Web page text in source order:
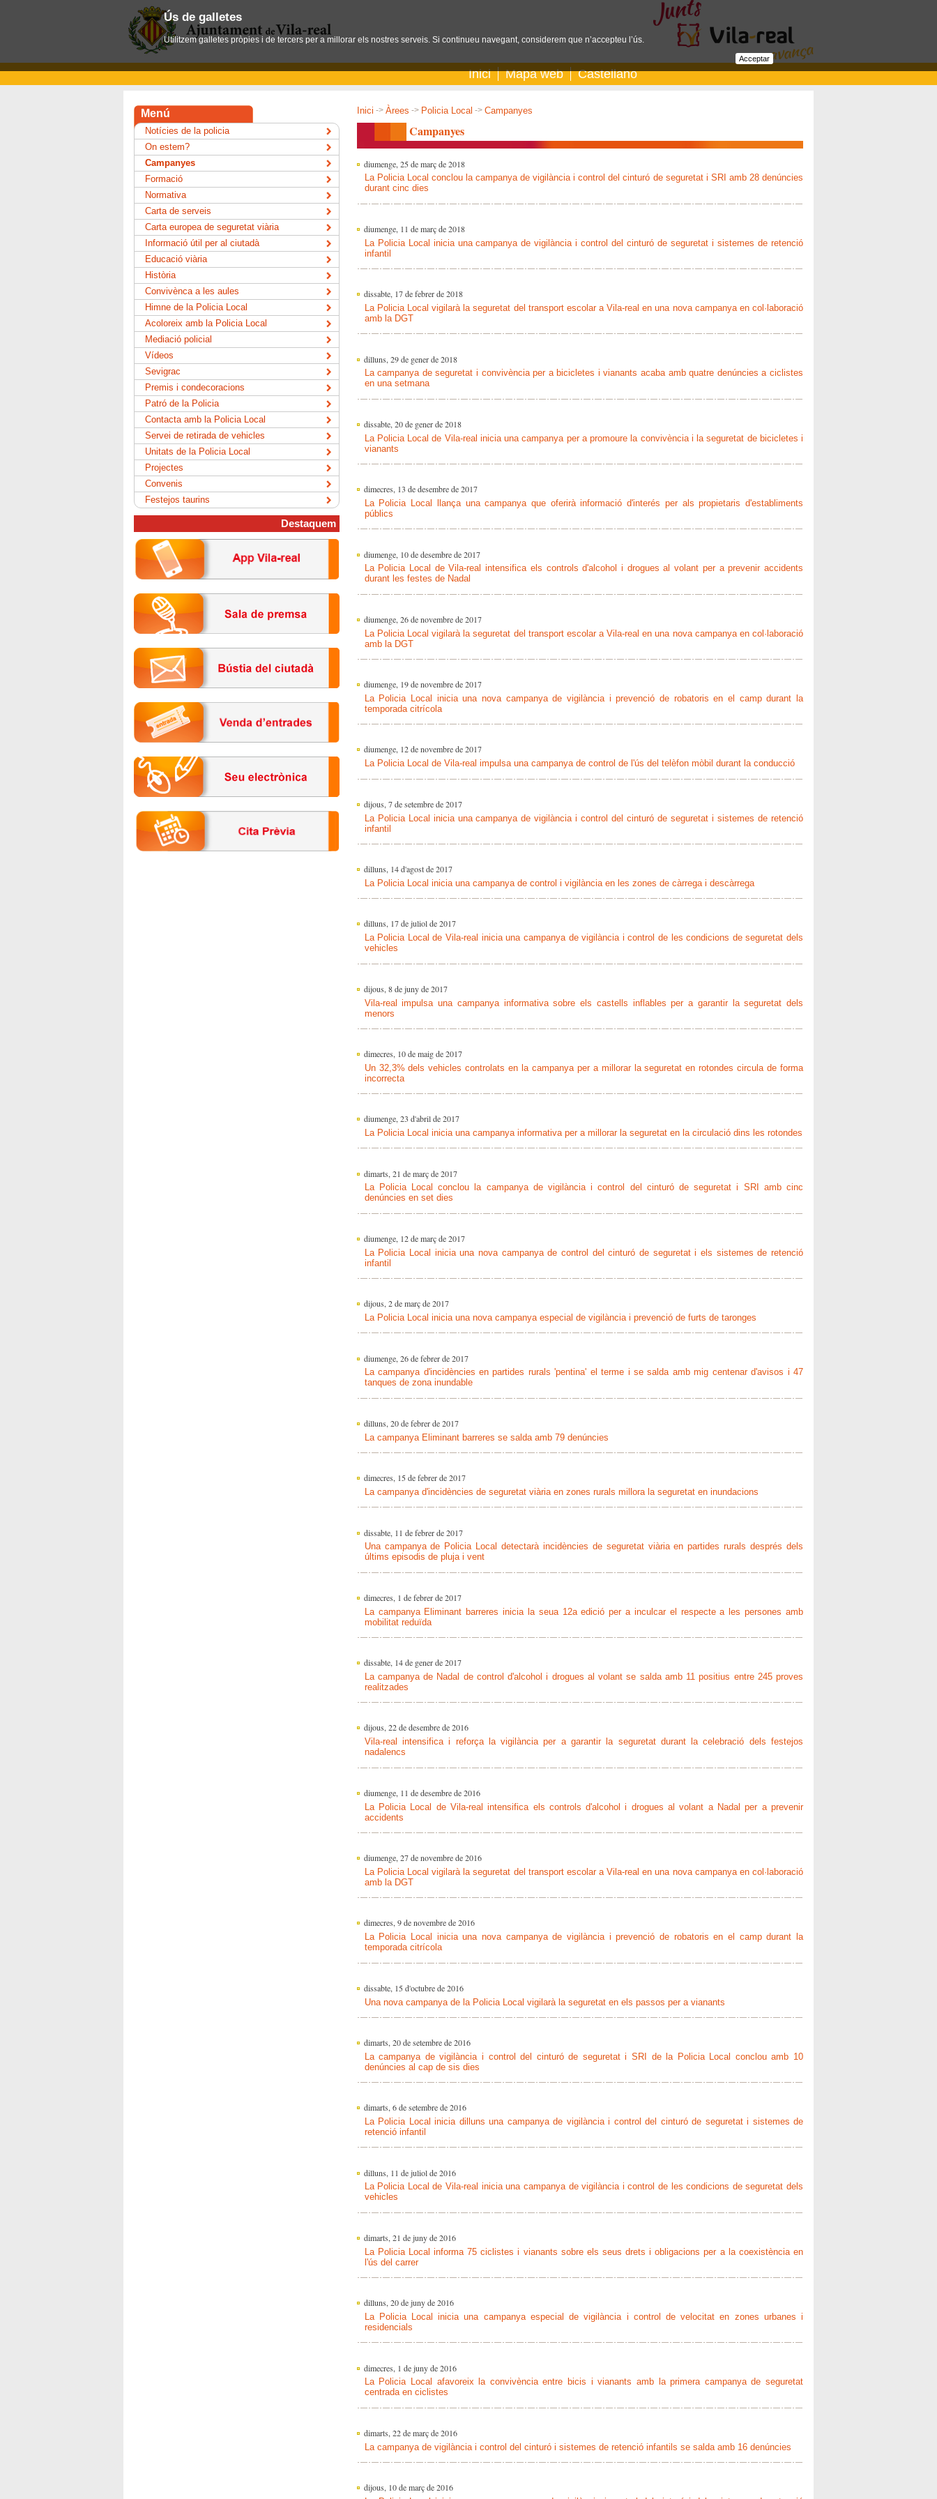
Inici Mapa web Castellano
Inici -> Àrees -> Policia Local -> Campanyes
Campanyes
diumenge, 25 de març de 2018
La Policia Local conclou la campanya de vigilància i control del cinturó de seguretat i SRI amb 28 denúncies
durant cinc dies
diumenge, 11 de març de 2018
La Policia Local inicia una campanya de vigilància i control del cinturó de seguretat i sistemes de retenció
infantil
dissabte, 17 de febrer de 2018
La Policia Local vigilarà la seguretat del transport escolar a Vila-real en una nova campanya en col·laboració
amb la DGT
dilluns, 29 de gener de 2018
La campanya de seguretat i convivència per a bicicletes i vianants acaba amb quatre denúncies a ciclistes
en una setmana
dissabte, 20 de gener de 2018
La Policia Local de Vila-real inicia una campanya per a promoure la convivència i la seguretat de bicicletes i
vianants
dimecres, 13 de desembre de 2017
La Policia Local llança una campanya que oferirà informació d'interés per als propietaris d'establiments
públics
diumenge, 10 de desembre de 2017
La Policia Local de Vila-real intensifica els controls d'alcohol i drogues al volant per a prevenir accidents
durant les festes de Nadal
diumenge, 26 de novembre de 2017
La Policia Local vigilarà la seguretat del transport escolar a Vila-real en una nova campanya en col·laboració
amb la DGT
diumenge, 19 de novembre de 2017
La Policia Local inicia una nova campanya de vigilància i prevenció de robatoris en el camp durant la
temporada citrícola
diumenge, 12 de novembre de 2017
La Policia Local de Vila-real impulsa una campanya de control de l'ús del telèfon mòbil durant la conducció
dijous, 7 de setembre de 2017
La Policia Local inicia una campanya de vigilància i control del cinturó de seguretat i sistemes de retenció
infantil
dilluns, 14 d'agost de 2017
La Policia Local inicia una campanya de control i vigilància en les zones de càrrega i descàrrega
dilluns, 17 de juliol de 2017
La Policia Local de Vila-real inicia una campanya de vigilància i control de les condicions de seguretat dels
vehicles
dijous, 8 de juny de 2017
Vila-real impulsa una campanya informativa sobre els castells inflables per a garantir la seguretat dels
menors
dimecres, 10 de maig de 2017
Un 32,3% dels vehicles controlats en la campanya per a millorar la seguretat en rotondes circula de forma
incorrecta
diumenge, 23 d'abril de 2017
La Policia Local inicia una campanya informativa per a millorar la seguretat en la circulació dins les rotondes
dimarts, 21 de març de 2017
La Policia Local conclou la campanya de vigilància i control del cinturó de seguretat i SRI amb cinc
denúncies en set dies
diumenge, 12 de març de 2017
La Policia Local inicia una nova campanya de control del cinturó de seguretat i els sistemes de retenció
infantil
dijous, 2 de març de 2017
La Policia Local inicia una nova campanya especial de vigilància i prevenció de furts de taronges
diumenge, 26 de febrer de 2017
La campanya d'incidències en partides rurals 'pentina' el terme i se salda amb mig centenar d'avisos i 47
tanques de zona inundable
dilluns, 20 de febrer de 2017
La campanya Eliminant barreres se salda amb 79 denúncies
dimecres, 15 de febrer de 2017
La campanya d'incidències de seguretat viària en zones rurals millora la seguretat en inundacions
dissabte, 11 de febrer de 2017
Una campanya de Policia Local detectarà incidències de seguretat viària en partides rurals després dels
últims episodis de pluja i vent
dimecres, 1 de febrer de 2017
La campanya Eliminant barreres inicia la seua 12a edició per a inculcar el respecte a les persones amb
mobilitat reduïda
dissabte, 14 de gener de 2017
La campanya de Nadal de control d'alcohol i drogues al volant se salda amb 11 positius entre 245 proves
realitzades
dijous, 22 de desembre de 2016
Vila-real intensifica i reforça la vigilància per a garantir la seguretat durant la celebració dels festejos
nadalencs
diumenge, 11 de desembre de 2016
La Policia Local de Vila-real intensifica els controls d'alcohol i drogues al volant a Nadal per a prevenir
accidents
diumenge, 27 de novembre de 2016
La Policia Local vigilarà la seguretat del transport escolar a Vila-real en una nova campanya en col·laboració
amb la DGT
dimecres, 9 de novembre de 2016
La Policia Local inicia una nova campanya de vigilància i prevenció de robatoris en el camp durant la
temporada citrícola
dissabte, 15 d'octubre de 2016
Una nova campanya de la Policia Local vigilarà la seguretat en els passos per a vianants
dimarts, 20 de setembre de 2016
La campanya de vigilància i control del cinturó de seguretat i SRI de la Policia Local conclou amb 10
denúncies al cap de sis dies
dimarts, 6 de setembre de 2016
La Policia Local inicia dilluns una campanya de vigilància i control del cinturó de seguretat i sistemes de
retenció infantil
dilluns, 11 de juliol de 2016
La Policia Local de Vila-real inicia una campanya de vigilància i control de les condicions de seguretat dels
vehicles
dimarts, 21 de juny de 2016
La Policia Local informa 75 ciclistes i vianants sobre els seus drets i obligacions per a la coexistència en
l'ús del carrer
dilluns, 20 de juny de 2016
La Policia Local inicia una campanya especial de vigilància i control de velocitat en zones urbanes i
residencials
dimecres, 1 de juny de 2016
La Policia Local afavoreix la convivència entre bicis i vianants amb la primera campanya de seguretat
centrada en ciclistes
dimarts, 22 de març de 2016
La campanya de vigilància i control del cinturó i sistemes de retenció infantils se salda amb 16 denúncies
dijous, 10 de març de 2016
Menú
Notícies de la policia
On estem?
Campanyes
Formació
Normativa
Carta de serveis
Carta europea de seguretat viària
Informació útil per al ciutadà
Educació viària
Història
Convivènca a les aules
Himne de la Policia Local
Acoloreix amb la Policia Local
Mediació policial
Vídeos
Sevigrac
Premis i condecoracions
Patró de la Policia
Contacta amb la Policia Local
Servei de retirada de vehicles
Unitats de la Policia Local
Projectes
Convenis
Festejos taurins
Destaquem
Ús de galletes
Utilitzem galletes pròpies i de tercers per a millorar els nostres serveis. Si continueu navegant, considerem que n’accepteu l’ús.
Acceptar